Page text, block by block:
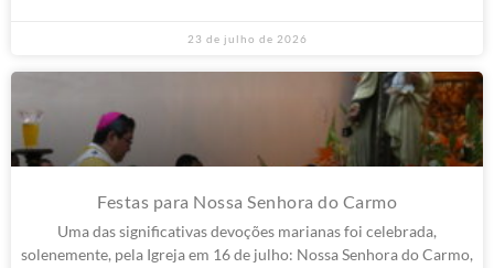
23 de julho de 2026
Festas para Nossa Senhora do Carmo
Uma das significativas devoções marianas foi celebrada,
solenemente, pela Igreja em 16 de julho: Nossa Senhora do Carmo,